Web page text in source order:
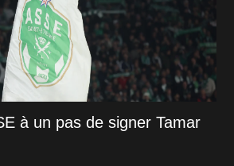
à un pas de signer Tamar